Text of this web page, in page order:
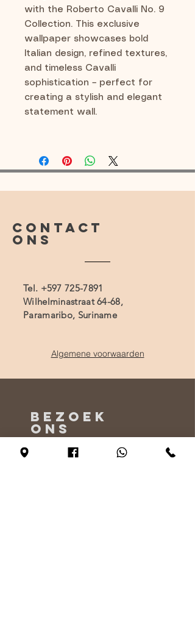
with the Roberto Cavalli No. 9
Collection. This exclusive
wallpaper showcases bold
Italian design, refined textures,
and timeless Cavalli
sophistication – perfect for
creating a stylish and elegant
statement wall.
CONTACT
ONS
Tel. +597 725-7891
Wilhelminastraat 64-68,
Paramaribo, Suriname
Algemene voorwaarden
BEZOEK
ONS